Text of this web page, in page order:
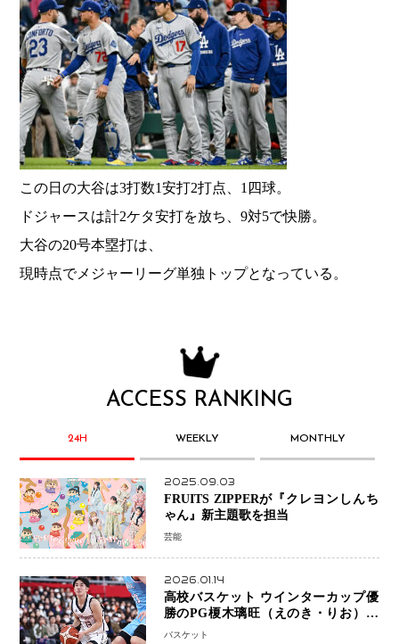
この日の大谷は3打数1安打2打点、1四球。
ドジャースは計2ケタ安打を放ち、9対5で快勝。
大谷の20号本塁打は、
現時点でメジャーリーグ単独トップとなっている。
ACCESS RANKING
24H WEEKLY MONTHLY
2025.09.03
FRUITS ZIPPERが『クレヨンしんち
ゃん』新主題歌を担当
芸能
2026.01.14
高校バスケット ウインターカップ優
勝のPG榎木璃旺（えのき・りお）が
プロの現場へ―。
バスケット